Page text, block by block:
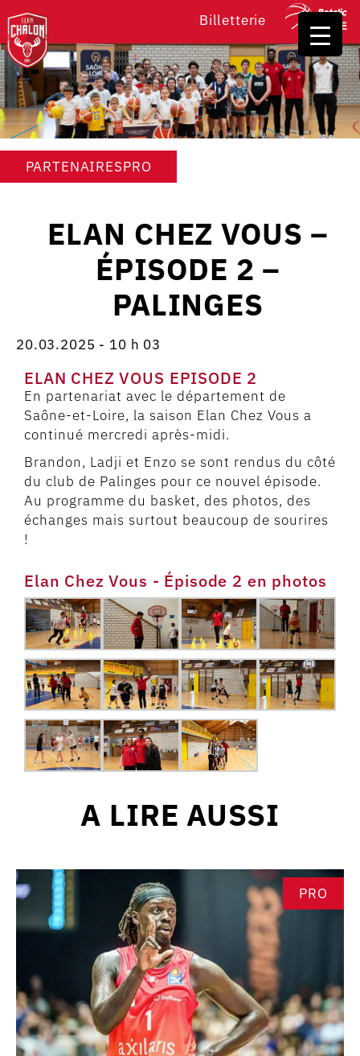
Billetterie
PARTENAIRESPRO
ELAN CHEZ VOUS –
ÉPISODE 2 –
PALINGES
20.03.2025 - 10 h 03
ELAN CHEZ VOUS EPISODE 2
En partenariat avec le département de
Saône-et-Loire, la saison Elan Chez Vous a
continué mercredi après-midi.
Brandon, Ladji et Enzo se sont rendus du côté
du club de Palinges pour ce nouvel épisode.
Au programme du basket, des photos, des
échanges mais surtout beaucoup de sourires
!
Elan Chez Vous - Épisode 2 en photos
A LIRE AUSSI
PRO